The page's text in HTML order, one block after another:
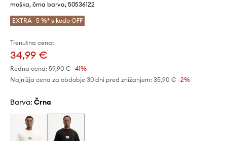
moška, črna barva, 50536122
EXTRA -5 %* s kodo OFF
Trenutna cena:
34,99 €
Redna cena: 59,90 € -41%
Najnižja cena za obdobje 30 dni pred znižanjem: 35,90 € -2%
Barva: črna